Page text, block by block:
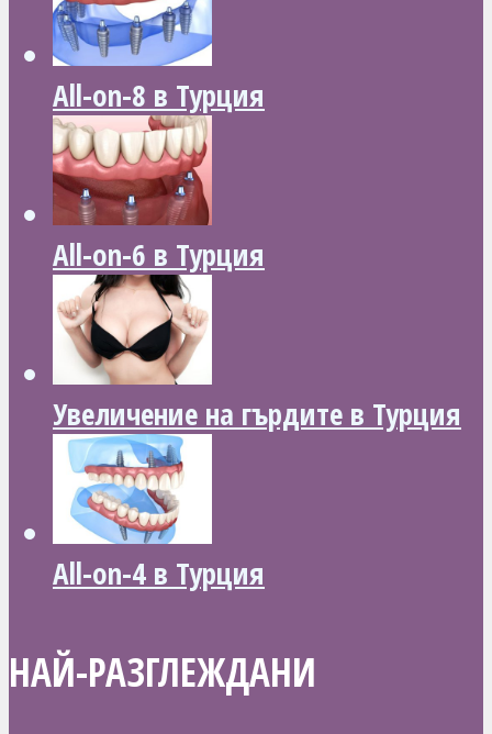
All-on-8 в Турция
All-on-6 в Турция
Увеличение на гърдите в Турция
All-on-4 в Турция
НАЙ-РАЗГЛЕЖДАНИ